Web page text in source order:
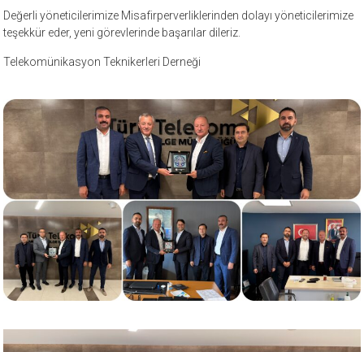
Değerli yöneticilerimize Misafirperverliklerinden dolayı yöneticilerimize
teşekkür eder, yeni görevlerinde başarılar dileriz.
Telekomünikasyon Teknikerleri Derneği